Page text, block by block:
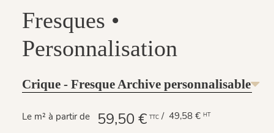
Fresques •
Personnalisation
Crique - Fresque Archive personnalisable
59,50 € TTC / 49,58 € HT